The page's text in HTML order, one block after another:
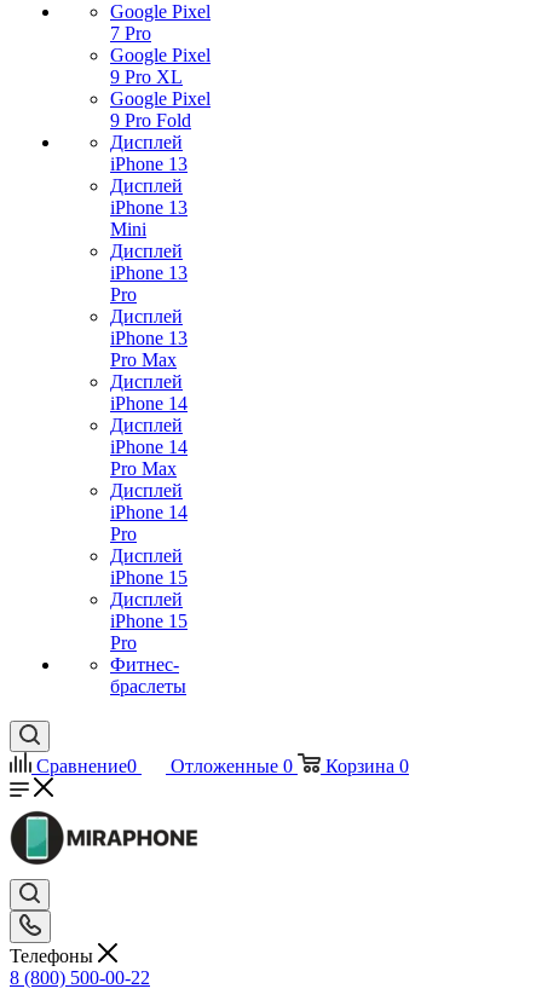
Google Pixel
7 Pro
Google Pixel
9 Pro XL
Google Pixel
9 Pro Fold
Дисплей
iPhone 13
Дисплей
iPhone 13
Mini
Дисплей
iPhone 13
Pro
Дисплей
iPhone 13
Pro Max
Дисплей
iPhone 14
Дисплей
iPhone 14
Pro Max
Дисплей
iPhone 14
Pro
Дисплей
iPhone 15
Дисплей
iPhone 15
Pro
Фитнес-
браслеты
Сравнение0 Отложенные 0 Корзина 0
Телефоны
8 (800) 500-00-22